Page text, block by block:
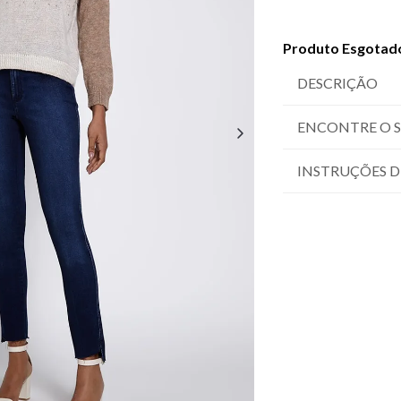
Produto
DESCRIÇÃO
ENCONTRE O
INSTRUÇÕES